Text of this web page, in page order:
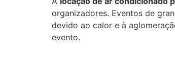
organizadores. Eventos de
devido ao calor e à
evento.